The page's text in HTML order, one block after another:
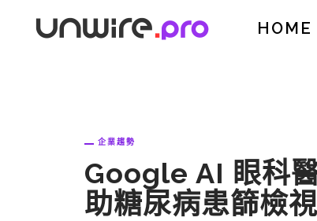
HOME
企業趨勢
Google AI 眼科
助糖尿病患篩檢